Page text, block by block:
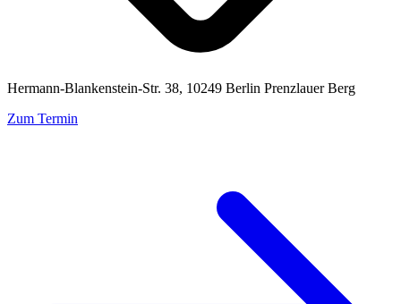
Hermann-Blankenstein-Str. 38, 10249 Berlin Prenzlauer Berg
Zum Termin